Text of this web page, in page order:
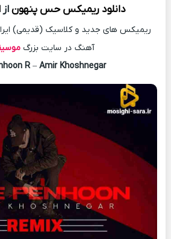
دانلودریمیکس حس پنهون از
ریمیکس های جدید و کلاسیک (قدیمی)
آهنگ در سایت بزرگ
R– Amir Khoshnegar